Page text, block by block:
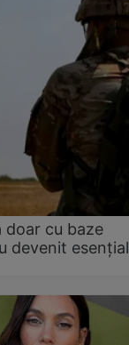
doar cu baze
devenit